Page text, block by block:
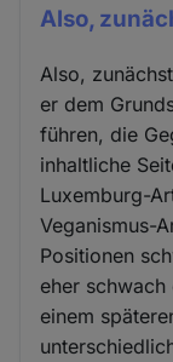
Also,
Also,
er dem
führen, die
inhaltliche
Luxemburg-
Veganismus-
Positionen
eher
einem